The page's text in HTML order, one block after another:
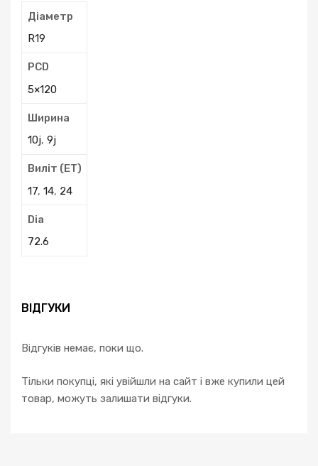
Діаметр
R19
PCD
5×120
Ширина
10j, 9j
Виліт (ЕТ)
17, 14, 24
Dia
72.6
ВІДГУКИ
Відгуків немає, поки що.
Тільки покупці, які увійшли на сайт і вже купили цей
товар, можуть залишати відгуки.